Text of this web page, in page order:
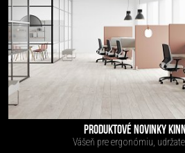
PRODUKTOVÉ NOVINKY
Vášeň pre ergonómiu,